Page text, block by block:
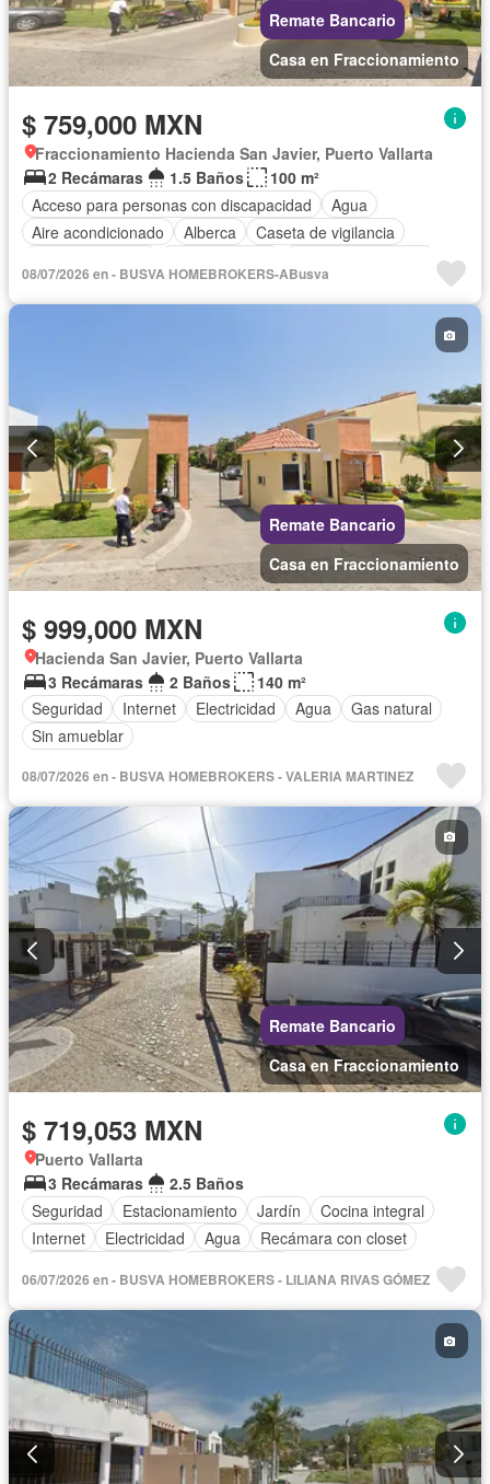
Remate Bancario
Casa en Fraccionamiento
$ 759,000 MXN
Fraccionamiento Hacienda San Javier, Puerto Vallarta
2 Recámaras
1.5 Baños
100 m²
Acceso para personas con discapacidad
Agua
Aire acondicionado
Alberca
Caseta de vigilancia
Cuarto de servicio
Electricidad Estacionamiento
Jardín
Zonas verdes
08/07/2026 en - BUSVA HOMEBROKERS-ABusva
Remate Bancario
Casa en Fraccionamiento
$ 999,000 MXN
Hacienda San Javier, Puerto Vallarta
3 Recámaras
2 Baños
140 m²
Seguridad
Internet Electricidad Agua
Gas natural
Sin amueblar
08/07/2026 en - BUSVA HOMEBROKERS - VALERIA MARTINEZ
Remate Bancario
Casa en Fraccionamiento
$ 719,053 MXN
Puerto Vallarta
3 Recámaras
2.5 Baños
Seguridad
Estacionamiento Jardín
Cocina integral
Internet
Electricidad Agua
Recámara con closet
06/07/2026 en - BUSVA HOMEBROKERS - LILIANA RIVAS GÓMEZ